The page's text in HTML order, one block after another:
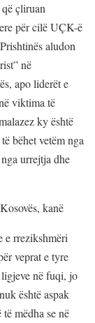
çliruan
për cilë UÇK-ë
aludon
në
apo liderët e
viktima të
ky është
bëhet vetëm nga
urrejtja dhe
kanë
e rrezikshmëri
veprat e tyre
në fuqi, jo
është aspak
mëdha se në